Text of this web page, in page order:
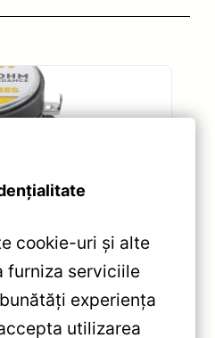
Auto Avatar
cookie-uri și alte
furniza serviciile
experiența
utilizarea